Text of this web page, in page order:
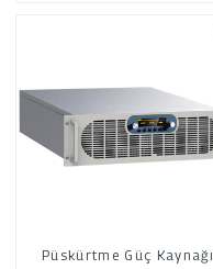
Püskürtme Güç Kaynağı